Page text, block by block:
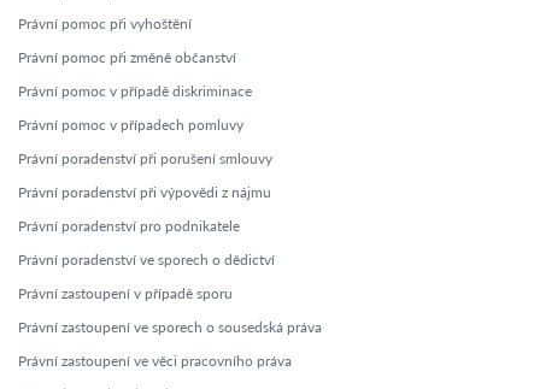
Právní pomoc při vyhoštění
Právní pomoc při změně občanství
Právní pomoc v případě diskriminace
Právní pomoc v případech pomluvy
Právní poradenství při porušení smlouvy
Právní poradenství při výpovědi z nájmu
Právní poradenství pro podnikatele
Právní poradenství ve sporech o dědictví
Právní zastoupení v případě sporu
Právní zastoupení ve sporech o sousedská práva
Právní zastoupení ve věci pracovního práva